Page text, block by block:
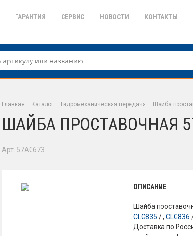
ГАРАНТИЯ СЕРВИС НОВОСТИ КОНТАКТЫ
Главная – Каталог – Гидромеханическая передача – Шайба
ШАЙБА ПРОСТАВОЧНАЯ
Арт. 57A0673
ОПИСАНИЕ
Шайба
CLG835 / ,CLG836
Доставка по